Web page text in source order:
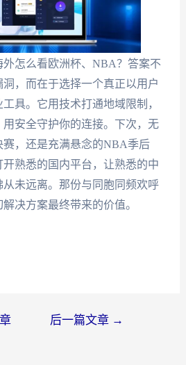
外怎么看欧洲杯、NBA？答案不
，而在于选择一个真正以用户
具。它用技术打通地域限制，
安全守护你的连接。下次，无
，还是充满悬念的NBA季后
熟悉的国内平台，让熟悉的中
未远离。那份与同胞同频欢呼
决方案最终带来的价值。
后一篇文章 →